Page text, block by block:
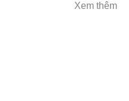
Xem thêm